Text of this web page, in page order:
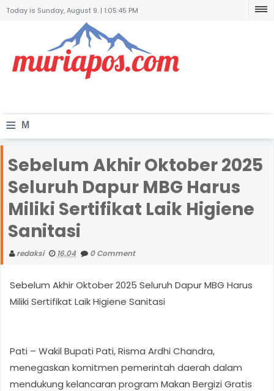
Today is Sunday, August 9. | 1:05:45 PM
≡ M
n
u
Sebelum Akhir Oktober 2025
Seluruh Dapur MBG Harus
Miliki Sertifikat Laik Higiene
Sanitasi
redaksi 16.04 0 Comment
Sebelum Akhir Oktober 2025 Seluruh Dapur MBG Harus
Miliki Sertifikat Laik Higiene Sanitasi
Pati – Wakil Bupati Pati, Risma Ardhi Chandra,
menegaskan komitmen pemerintah daerah dalam
mendukung kelancaran program Makan Bergizi Gratis